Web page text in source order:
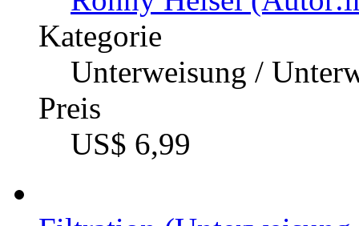
Kategorie
Unterweisung /
Preis
US$ 6,99